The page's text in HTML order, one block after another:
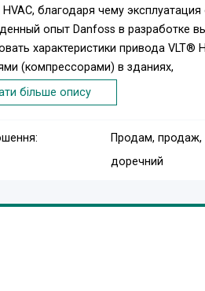
HVAC, благодаря чему
опыт Danfoss в разработке
характеристики привода
(компрессорами) в зданиях,
усовершенствованными
(380 – 480 В)
(525 – 600 В)
більше опису
Продам,
доречний